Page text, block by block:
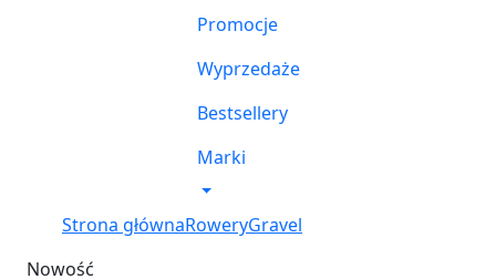
Promocje
Wyprzedaże
Bestsellery
Marki
Strona głównaRoweryGravel
Nowość